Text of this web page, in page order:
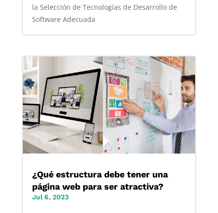
la Selección de Tecnologías de Desarrollo de
Software Adecuada
¿Qué estructura debe tener una
página web para ser atractiva?
Jul 6, 2023